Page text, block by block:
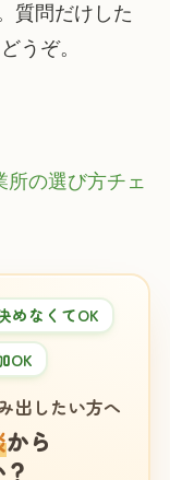
質問だけした
うぞ。
所の選び方チェ
めなくてOK
OK
出したい方へ
から